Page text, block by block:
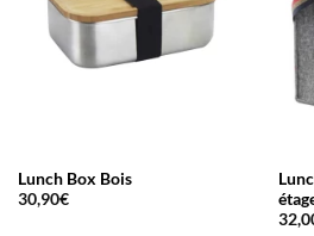
Lunch Box Bois
30,90€